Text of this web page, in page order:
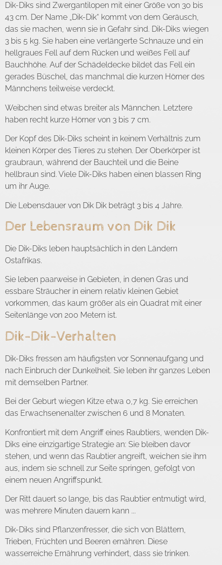
Dik-Diks sind Zwergantilopen mit einer Größe von 30 bis
43 cm. Der Name „Dik-Dik“ kommt von dem Geräusch,
das sie machen, wenn sie in Gefahr sind. Dik-Diks wiegen
3 bis 5 kg. Sie haben eine verlängerte Schnauze und ein
hellgraues Fell auf dem Rücken und weißes Fell auf
Bauchhöhe. Auf der Schädeldecke bildet das Fell ein
gerades Büschel, das manchmal die kurzen Hörner des
Männchens teilweise verdeckt.
Weibchen sind etwas breiter als Männchen. Letztere
haben recht kurze Hörner von 3 bis 7 cm.
Der Kopf des Dik-Diks scheint in keinem Verhältnis zum
kleinen Körper des Tieres zu stehen. Der Oberkörper ist
graubraun, während der Bauchteil und die Beine
hellbraun sind. Viele Dik-Diks haben einen blassen Ring
um ihr Auge.
Die Lebensdauer von Dik Dik beträgt 3 bis 4 Jahre.
Der Lebensraum von Dik Dik
Die Dik-Diks leben hauptsächlich in den Ländern
Ostafrikas.
Sie leben paarweise in Gebieten, in denen Gras und
essbare Sträucher in einem relativ kleinen Gebiet
vorkommen, das kaum größer als ein Quadrat mit einer
Seitenlänge von 200 Metern ist.
Dik-Dik-Verhalten
Dik-Diks fressen am häufigsten vor Sonnenaufgang und
nach Einbruch der Dunkelheit. Sie leben ihr ganzes Leben
mit demselben Partner.
Bei der Geburt wiegen Kitze etwa 0,7 kg. Sie erreichen
das Erwachsenenalter zwischen 6 und 8 Monaten.
Konfrontiert mit dem Angriff eines Raubtiers, wenden Dik-
Diks eine einzigartige Strategie an: Sie bleiben davor
stehen, und wenn das Raubtier angreift, weichen sie ihm
aus, indem sie schnell zur Seite springen, gefolgt von
einem neuen Angriffspunkt.
Der Ritt dauert so lange, bis das Raubtier entmutigt wird,
was mehrere Minuten dauern kann ...
Dik-Diks sind Pflanzenfresser, die sich von Blättern,
Trieben, Früchten und Beeren ernähren. Diese
wasserreiche Ernährung verhindert, dass sie trinken.